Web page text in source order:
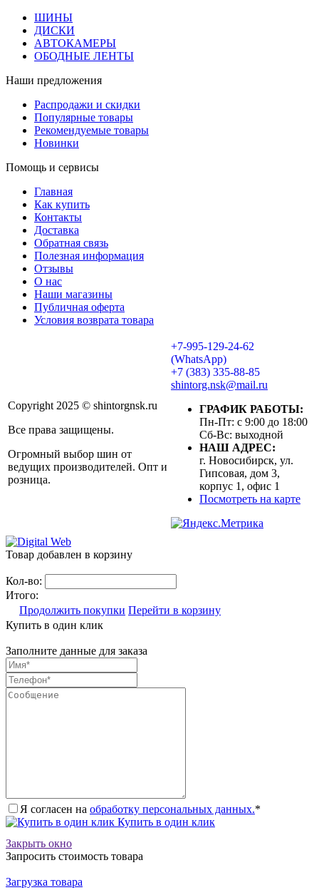
ШИНЫ
ДИСКИ
АВТОКАМЕРЫ
ОБОДНЫЕ ЛЕНТЫ
Наши предложения
Распродажи и скидки
Популярные товары
Рекомендуемые товары
Новинки
Помощь и сервисы
Главная
Как купить
Контакты
Доставка
Обратная связь
Полезная информация
Отзывы
О нас
Наши магазины
Публичная оферта
Условия возврата товара
Copyright 2025 © shintorgnsk.ru
Все права защищены.
Огромный выбор шин от
ведущих производителей. Опт и
розница.
+7-995-129-24-62
(WhatsApp)
+7 (383) 335-88-85
shintorg.nsk@mail.ru
ГРАФИК РАБОТЫ:
Пн-Пт: с 9:00 до 18:00
Сб-Вс: выходной
НАШ АДРЕС:
г. Новосибирск, ул.
Гипсовая, дом 3,
корпус 1, офис 1
Посмотреть на карте
Товар добавлен в корзину
Кол-во:
Итого:
Продолжить покупки Перейти в корзину
Купить в один клик
Заполните данные для заказа
Я согласен на обработку персональных данных.*
Купить в один клик
Закрыть окно
Запросить стоимость товара
Загрузка товара